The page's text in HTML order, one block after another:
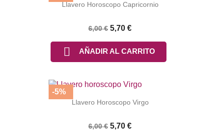
Llavero Horoscopo Capricornio
6,00 € 5,70 €
 AÑADIR AL CARRITO
Llavero Horoscopo Virgo
6,00 € 5,70 €
-5%